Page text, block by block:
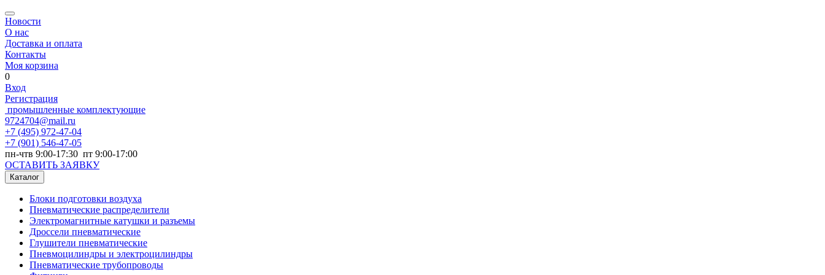
Новости
О нас
Доставка и оплата
Контакты
Моя корзина
0
Вход
Регистрация
промышленные комплектующие
9724704@mail.ru
+7 (495) 972-47-04
+7 (901) 546-47-05
пн-чтв 9:00-17:30 пт 9:00-17:00
ОСТАВИТЬ ЗАЯВКУ
Каталог
Блоки подготовки воздуха
Пневматические распределители
Электромагнитные катушки и разъемы
Дроссели пневматические
Глушители пневматические
Пневмоцилиндры и электроцилиндры
Пневматические трубопроводы